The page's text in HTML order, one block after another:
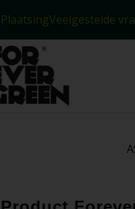
PlaatsingVeelgestelde
Veelgestelde vragen
Onderhoud